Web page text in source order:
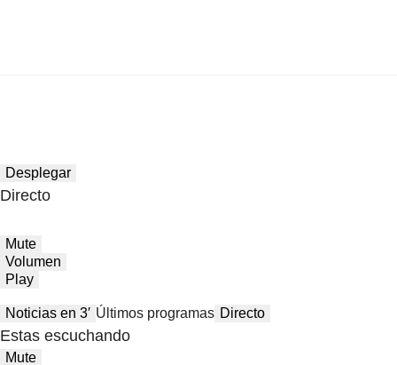
Desplegar
Directo
Mute
Volumen
Play
Noticias en 3′ Últimos programas Directo
Estas escuchando
Mute